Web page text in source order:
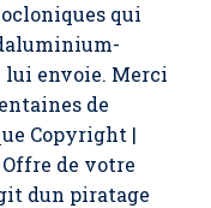
qui
lui envoie. Merci
de
Copyright |
de votre
dun piratage